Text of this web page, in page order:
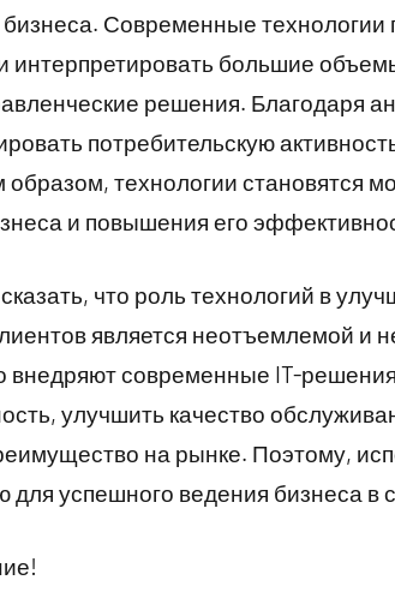
Современные технологии
интерпретировать большие
решения. Благодаря
потребительскую
образом, технологии становятся
и повышения его
что роль технологий в
является неотъемлемой и
внедряют современные IT-
улучшить качество
на рынке. Поэтому,
для успешного ведения бизнеса в